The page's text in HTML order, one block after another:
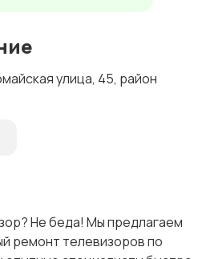
улица, 45, район
Не беда! Мы предлагаем
ремонт телевизоров по